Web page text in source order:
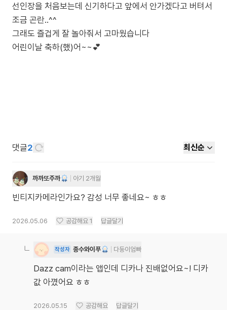
선인장을 처음보는데 신기하다고 앞에서 안가겠다고 버텨서
조금 곤란..^^
그래도 즐겁게 잘 놀아줘서 고마웠습니다
어린이날 축하(했)어~~💕
댓글2 최신순
까까또주까 아기 2개월
빈티지카메라인가요? 감성 너무 좋네요~ ㅎㅎ
2026.05.06 공감해요 1 답글달기
작성자 종수와이푸 다둥이엄빠
Dazz cam이라는 앱인데 디카나 진배없어요~! 디카
값 아꼈어요 ㅎㅎ
2026.05.15 공감해요 답글달기